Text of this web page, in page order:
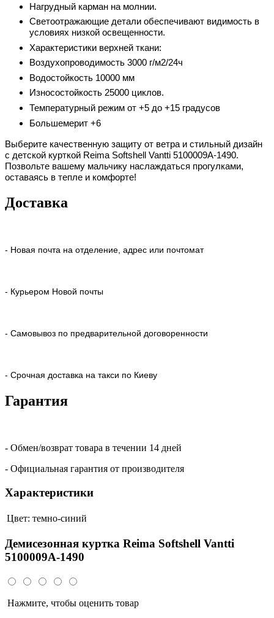
Нагрудный карман на молнии.
Светоотражающие детали обеспечивают видимость в
условиях низкой освещенности.
Характеристики верхней ткани:
Воздухопроводимость 3000 г/м2/24ч
Водостойкость 10000 мм
Износостойкость 25000 циклов.
Температурный режим от +5 до +15 градусов
Большемерит +6
Выберите качественную защиту от ветра и стильный дизайн
с детской курткой Reima Softshell Vantti 5100009A-1490.
Позвольте вашему мальчику наслаждаться прогулками,
оставаясь в тепле и комфорте!
Доставка
- Новая почта на отделение, адрес или почтомат
- Курьером Новой почты
- Самовывоз по предварительной договоренности
- Срочная доставка на такси по Киеву
Гарантия
- Обмен/возврат товара в течении 14 дней
- Официальная гарантия от производителя
Характеристики
Цвет: темно-синий
Демисезонная куртка Reima Softshell Vantti
5100009A-1490
Нажмите, чтобы оценить товар